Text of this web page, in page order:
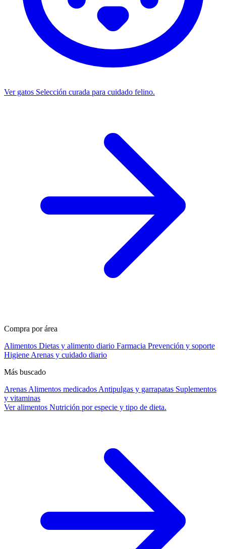
Ver gatos Selección curada para cuidado felino.
Compra por área
Alimentos Dietas y alimento diario Farmacia Prevención y soporte
Higiene Arenas y cuidado diario
Más buscado
Arenas Alimentos medicados Antipulgas y garrapatas Suplementos
y vitaminas
Ver alimentos Nutrición por especie y tipo de dieta.